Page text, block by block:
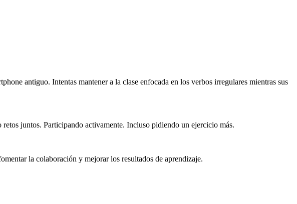
antiguo. Intentas mantener a la clase enfocada en los verbos irregulares mientras sus
juntos. Participando activamente. Incluso pidiendo un ejercicio más.
la colaboración y mejorar los resultados de aprendizaje.